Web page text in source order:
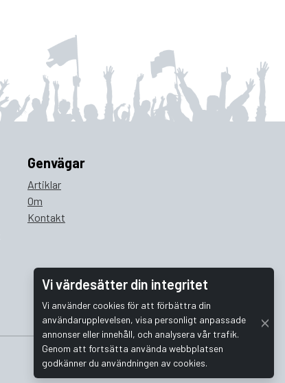
Vi värdesätter din integritet
Vi använder cookies för att förbättra din
användarupplevelsen, visa personligt anpassade
annonser eller innehåll, och analysera vår trafik.
Genom att fortsätta använda webbplatsen
godkänner du användningen av cookies.
Genvägar
Artiklar
Om
Kontakt